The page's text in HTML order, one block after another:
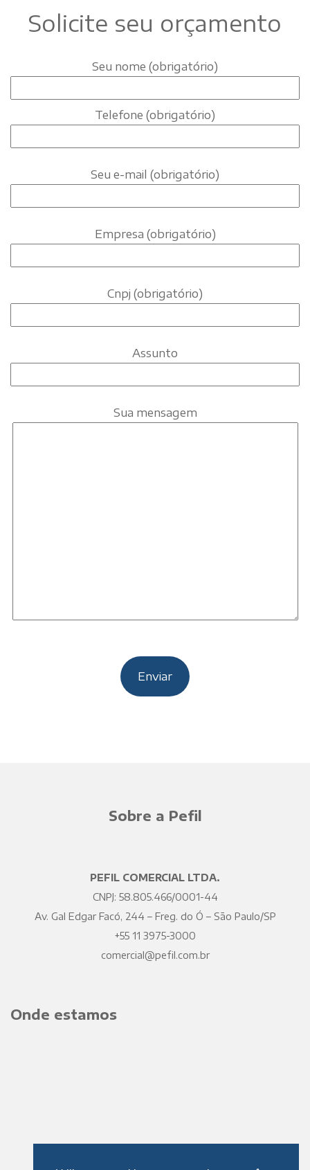
Solicite seu orçamento
Seu nome (obrigatório)
Telefone (obrigatório)
Seu e-mail (obrigatório)
Empresa (obrigatório)
Cnpj (obrigatório)
Assunto
Sua mensagem
Sobre a Pefil
PEFIL COMERCIAL LTDA.
CNPJ: 58.805.466/0001-44
Av. Gal Edgar Facó, 244 – Freg. do Ó – São Paulo/SP
+55 11 3975-3000
comercial@pefil.com.br
Onde estamos